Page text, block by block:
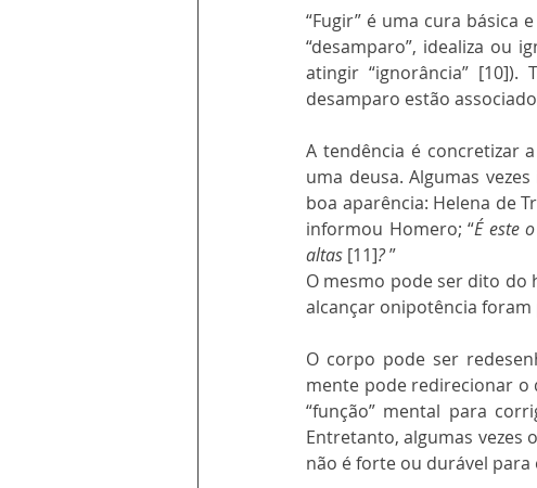
“Fugir” é uma cura básica
“desamparo”, idealiza ou
atingir “ignorância”
desamparo estão
A tendência é concretizar
uma deusa. Algumas
boa aparência: Helena de
informou Homero; “É este
altas [11]? ”
O mesmo pode ser dito do
alcançar onipotência
O corpo pode ser
mente pode redirecionar o
“função” mental para
Entretanto, algumas vezes
não é forte ou durável para